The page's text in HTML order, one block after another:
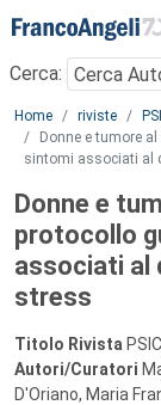
Menu
Cerca:
Main content
Home riviste
Donne e tumore
sintomi associati al
Donne e
protocollo
associati al
stress
Titolo Rivista
Autori/Curatori
D'Oriano, Maria